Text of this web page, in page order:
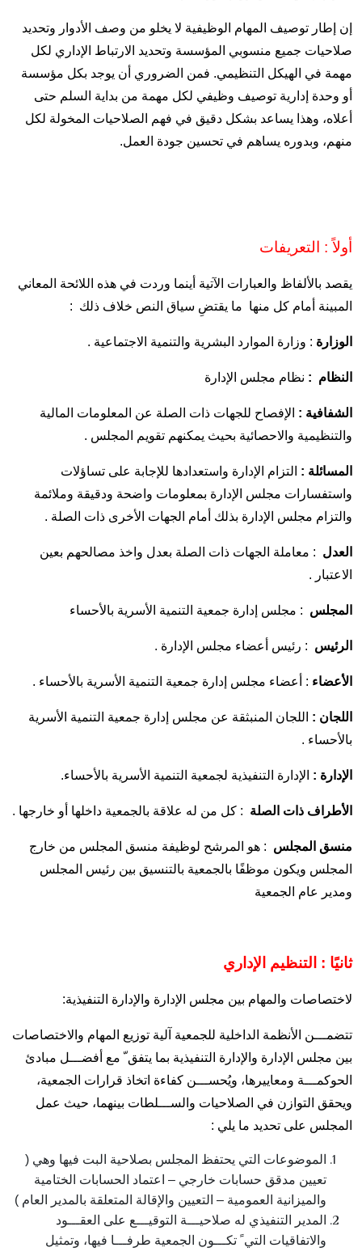
إن إطار توصيف المهام الوظيفية لا يخلو من وصف الأدوار وتحديد
صلاحيات جميع منسوبي المؤسسة وتحديد الارتباط الإداري لكل
مهمة في الهيكل التنظيمي. فمن الضروري أن يوجد بكل مؤسسة
أو وحدة إدارية توصيف وظيفي لكل مهمة من بداية السلم حتى
أعلاه، وهذا يساعد بشكل دقيق في فهم الصلاحيات المخولة لكل
منهم، وبدوره يساهم في تحسين جودة العمل.
أولاً : التعريفات
يقصد بالألفاظ والعبارات الآتية أينما وردت في هذه اللائحة المعاني
المبينة أمام كل منها ما يقتضِ سياق النص خلاف ذلك :
الوزارة : وزارة الموارد البشرية والتنمية الاجتماعية .
النظام : نظام مجلس الإدارة
الشفافية : الإفصاح للجهات ذات الصلة عن المعلومات المالية
والتنظيمية والاحصائية بحيث يمكنهم تقويم المجلس .
المسائلة : التزام الإدارة واستعدادها للإجابة على تساؤلات
واستفسارات مجلس الإدارة بمعلومات واضحة ودقيقة وملائمة
والتزام مجلس الإدارة بذلك أمام الجهات الأخرى ذات الصلة .
العدل : معاملة الجهات ذات الصلة بعدل واخذ مصالحهم بعين
الاعتبار .
المجلس : مجلس إدارة جمعية التنمية الأسرية بالأحساء
الرئيس : رئيس أعضاء مجلس الإدارة .
الأعضاء : أعضاء مجلس إدارة جمعية التنمية الأسرية بالأحساء .
اللجان : اللجان المنبثقة عن مجلس إدارة جمعية التنمية الأسرية
بالأحساء .
الإدارة : الإدارة التنفيذية لجمعية التنمية الأسرية بالأحساء.
الأطراف ذات الصلة : كل من له علاقة بالجمعية داخلها أو خارجها .
منسق المجلس : هو المرشح لوظيفة منسق المجلس من خارج
المجلس ويكون موظفًا بالجمعية بالتنسيق بين رئيس المجلس
ومدير عام الجمعية
ثانيًا : التنظيم الإداري
لاختصاصات والمهام بين مجلس الإدارة والإدارة التنفيذية:
تتضمـــن الأنظمة الداخلية للجمعية آلية توزيع المهام والاختصاصات
بين مجلس الإدارة والإدارة التنفيذية بما يتفق ّ مع أفضـــل مبادئ
الحوكمـــة ومعاييرها، ويُحســـن كفاءة اتخاذ قرارات الجمعية،
ويحقق التوازن في الصلاحيات والســـلطات بينهما، حيث عمل
المجلس على تحديد ما يلي :
الموضوعات التي يحتفظ المجلس بصلاحية البت فيها وهي (
تعيين مدقق حسابات خارجي – اعتماد الحسابات الختامية
والميزانية العمومية – التعيين والإقالة المتعلقة بالمدير العام )
المدير التنفيذي له صلاحيـــة التوقيـــع على العقـــود
والاتفاقيات التي ً تكـــون الجمعية طرفـــا فيها، وتمثيل